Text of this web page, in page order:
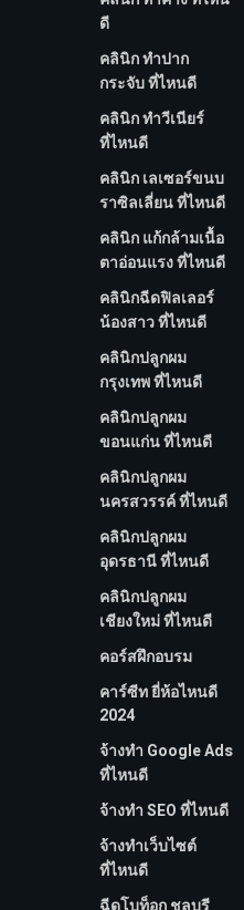
ดี
คลินิก ทำปาก
กระจับ ที่ไหนดี
คลินิก ทำวีเนียร์
ที่ไหนดี
คลินิก เลเซอร์ขนบ
ราซิลเลี่ยน ที่ไหนดี
คลินิก แก้กล้ามเนื้อ
ตาอ่อนแรง ที่ไหนดี
คลินิกฉีดฟิลเลอร์
น้องสาว ที่ไหนดี
คลินิกปลูกผม
กรุงเทพ ที่ไหนดี
คลินิกปลูกผม
ขอนแก่น ที่ไหนดี
คลินิกปลูกผม
นครสวรรค์ ที่ไหนดี
คลินิกปลูกผม
อุดรธานี ที่ไหนดี
คลินิกปลูกผม
เชียงใหม่ ที่ไหนดี
คอร์สฝึกอบรม
คาร์ซีท ยี่ห้อไหนดี
2024
จ้างทํา Google Ads
ที่ไหนดี
จ้างทํา SEO ที่ไหนดี
จ้างทําเว็บไซต์
ที่ไหนดี